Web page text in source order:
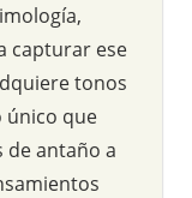
capturar ese
tonos
único que
de antaño a